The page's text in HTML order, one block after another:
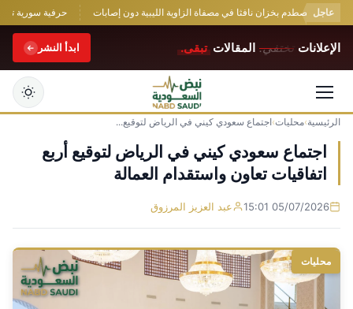
عاجل
مسيّرة تصطدم بخزان نافثا في مصفاة الزاوية الليبية دون إصابات حرفية سورية تواجه
الإعلانات تختفي. المقالات تبقى. ابدأ النشر
التجاوز
إلى
المحتوى
الرئيسية›محليات›اجتماع سعودي كيني في الرياض لتوقيع...
اجتماع سعودي كيني في الرياض لتوقيع أربع
اتفاقيات تعاون واستقدام العمالة
05/07/2026 15:01 عبد العزيز المرزوق
محليات